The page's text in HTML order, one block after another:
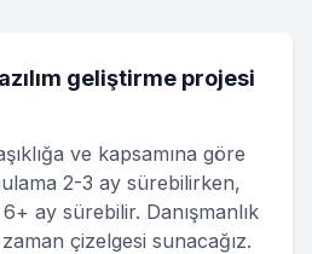
geliştirme projesi
ve kapsamına göre
2-3 ay sürebilirken,
ay sürebilir. Danışmanlık
zaman çizelgesi sunacağız.